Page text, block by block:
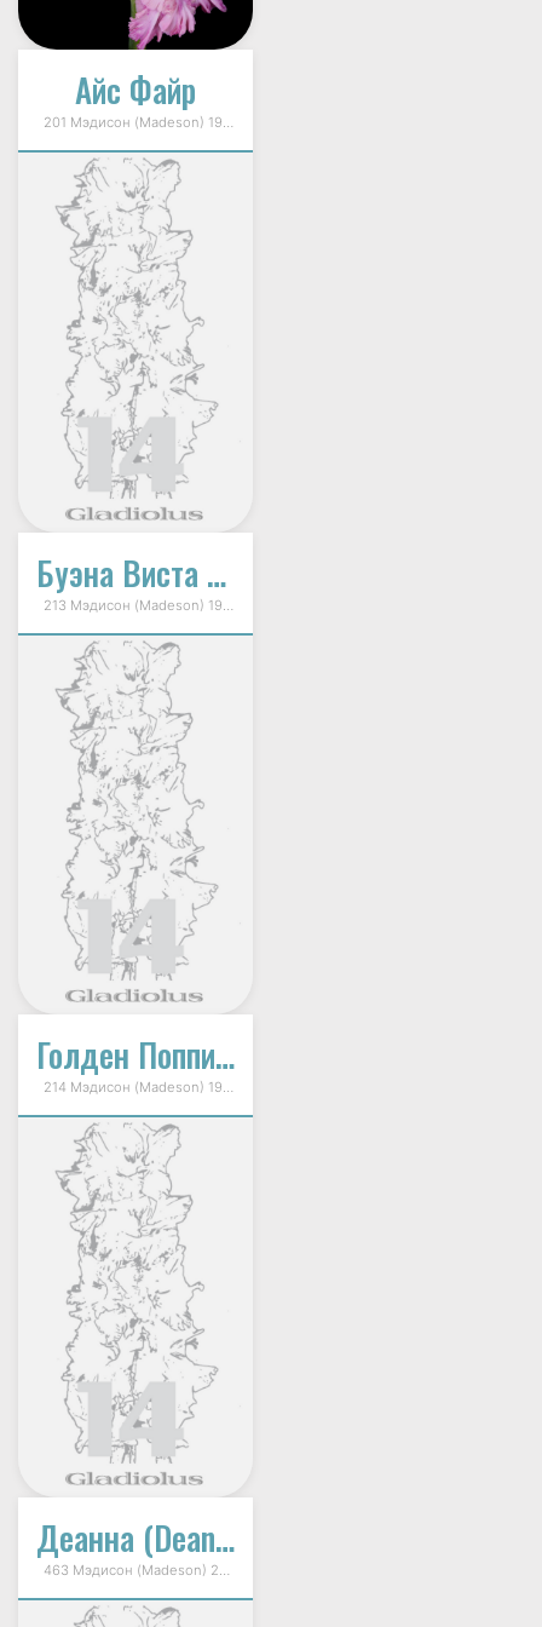
Айс Файр
201 Мэдисон (Madeson) 1998г.
Буэна Виста (Buena Vista)
Голден Поппи (Golden Poppy)
214 Мэдисон (Madeson) 1998г.
Деанна (Deanna)